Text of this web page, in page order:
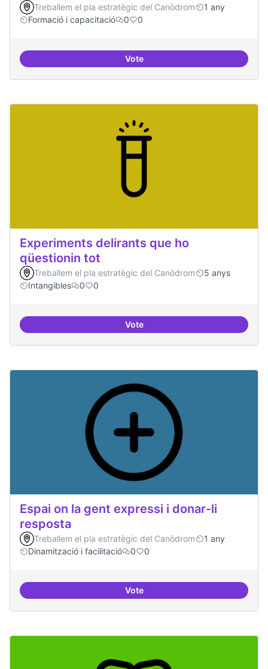
Treballem el pla estratègic del Canòdrom
1 any
Formació i capacitació
0 0
VoteConsolidar oferta antena
Experiments delirants que ho
qüestionin tot
Treballem el pla estratègic del Canòdrom
5 anys
Intangibles
0 0
VoteExperiments delirants que ho
Espai on la gent expressi i donar-li
resposta
Treballem el pla estratègic del Canòdrom
1 any
Dinamització i facilitació
0 0
VoteEspai on la gent expressi i